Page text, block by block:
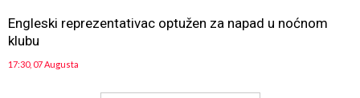
Engleski reprezentativac optužen za napad u noćnom
klubu
17:30, 07 Augusta